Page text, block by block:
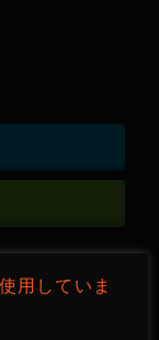
用していま